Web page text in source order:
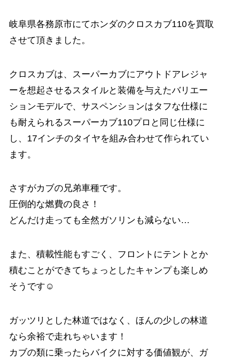
岐阜県各務原市にてホンダのクロスカブ110を買取
させて頂きました。
クロスカブは、スーパーカブにアウトドアレジャ
ーを想起させるスタイルと装備を与えたバリエー
ションモデルで、サスペンションはタフな仕様に
も耐えられるスーパーカブ110プロと同じ仕様に
し、17インチのタイヤを組み合わせて作られてい
ます。
さすがカブの兄弟車種です。
圧倒的な燃費の良さ！
どんだけ走っても全然ガソリンも減らない…
また、積載性能もすごく、フロントにテントとか
積むことができてちょっとしたキャンプも楽しめ
そうです☺️
ガッツリとした林道ではなく、ほんの少しの林道
なら余裕で走れちゃいます！
カブの類に乗ったらバイクに対する価値観が、ガ